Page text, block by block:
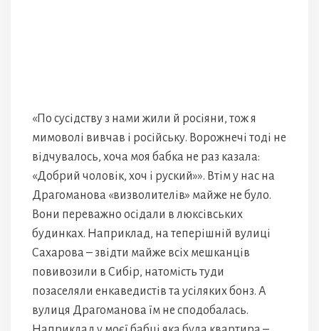
«По сусідству з нами жили й росіяни, тож я
мимоволі вивчав і російську. Ворожнечі тоді не
відчувалось, хоча моя бабка не раз казала:
«Добрий чоловік, хоч і руский»». Втім у нас на
Драгоманова «визволителів» майже не було.
Вони переважно осідали в люксівських
будинках. Наприклад, на теперішній вулиці
Сахарова – звідти майже всіх мешканців
повивозили в Сибір, натомість туди
позаселяли енкаведистів та усіляких бонз. А
вулиця Драгоманова їм не сподобалась.